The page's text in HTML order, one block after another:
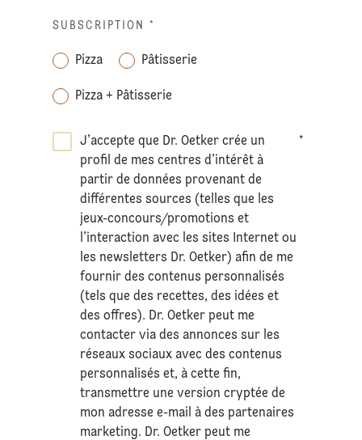
SUBSCRIPTION *
Pizza Pâtisserie
Pizza + Pâtisserie
J’accepte que Dr. Oetker crée un
profil de mes centres d’intérêt à
partir de données provenant de
différentes sources (telles que les
jeux-concours/promotions et
l’interaction avec les sites Internet ou
les newsletters Dr. Oetker) afin de me
fournir des contenus personnalisés
(tels que des recettes, des idées et
des offres). Dr. Oetker peut me
contacter via des annonces sur les
réseaux sociaux avec des contenus
personnalisés et, à cette fin,
transmettre une version cryptée de
mon adresse e-mail à des partenaires
marketing. Dr. Oetker peut me
*